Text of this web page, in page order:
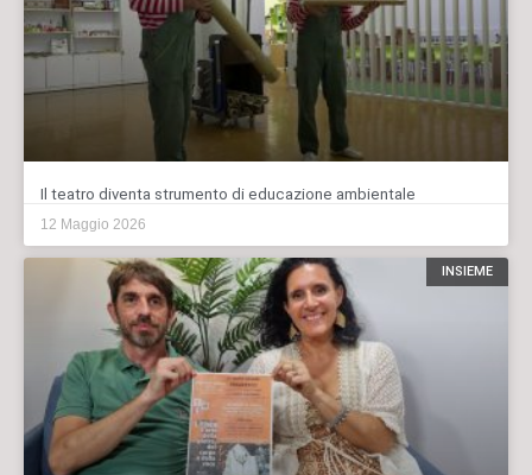
Il teatro diventa strumento di educazione ambientale
12 Maggio 2026
INSIEME